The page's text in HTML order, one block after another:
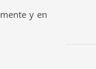
y en